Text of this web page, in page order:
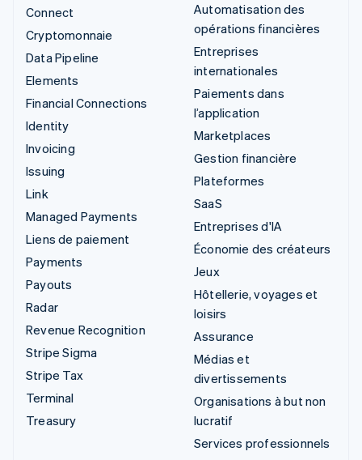
Connect
Cryptomonnaie
Data Pipeline
Elements
Financial Connections
Identity
Invoicing
Issuing
Link
Managed Payments
Liens de paiement
Payments
Payouts
Radar
Revenue Recognition
Stripe Sigma
Stripe Tax
Terminal
Treasury
Automatisation des
opérations financières
Entreprises
internationales
Paiements dans
l’application
Marketplaces
Gestion financière
Plateformes
SaaS
Entreprises d'IA
Économie des créateurs
Jeux
Hôtellerie, voyages et
loisirs
Assurance
Médias et
divertissements
Organisations à but non
lucratif
Services professionnels